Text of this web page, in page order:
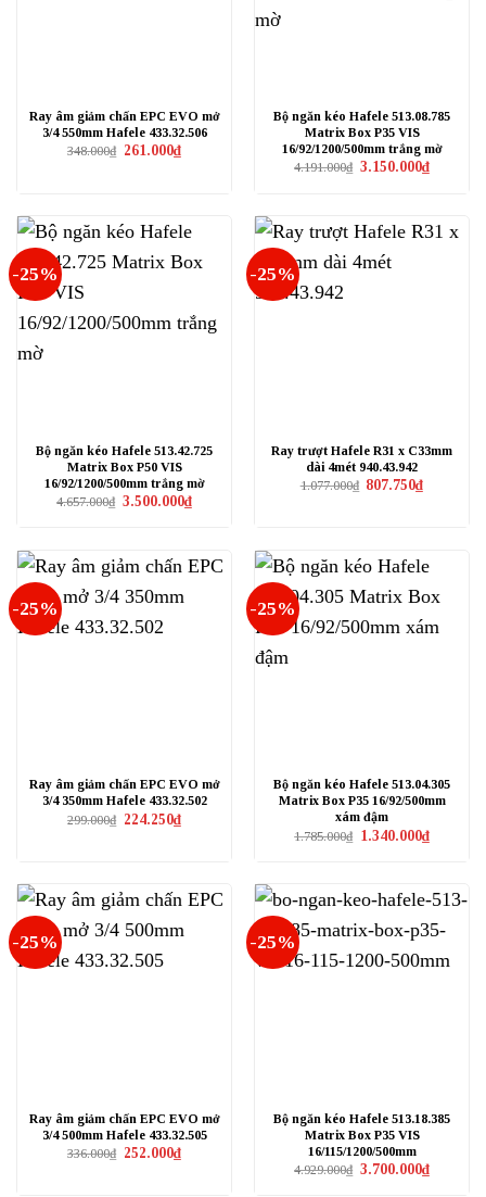
Ray âm giảm chấn EPC EVO mở
3/4 550mm Hafele 433.32.506
348.000₫ Giá
261.000₫Giá
hiện
Bộ ngăn kéo Hafele 513.08.785
Matrix Box P35 VIS
16/92/1200/500mm trắng mờ
4.191.000₫ Giá
3.150.000₫Giá
hiện
-25%
Bộ ngăn kéo Hafele 513.42.725
Matrix Box P50 VIS
16/92/1200/500mm trắng mờ
4.657.000₫ Giá
3.500.000₫Giá
hiện
-25%
Ray trượt Hafele R31 x C33mm
dài 4mét 940.43.942
1.077.000₫ Giá
807.750₫Giá
hiện
-25%
Ray âm giảm chấn EPC EVO mở
3/4 350mm Hafele 433.32.502
299.000₫ Giá
224.250₫Giá
hiện
-25%
Bộ ngăn kéo Hafele 513.04.305
Matrix Box P35 16/92/500mm
xám đậm
1.785.000₫ Giá
1.340.000₫Giá
hiện
-25%
Ray âm giảm chấn EPC EVO mở
3/4 500mm Hafele 433.32.505
336.000₫ Giá
252.000₫Giá
hiện
-25%
Bộ ngăn kéo Hafele 513.18.385
Matrix Box P35 VIS
16/115/1200/500mm
4.929.000₫ Giá
3.700.000₫Giá
hiện